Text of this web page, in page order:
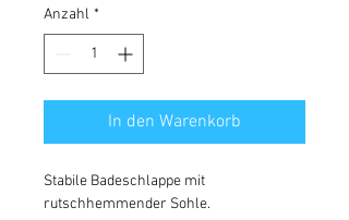
Anzahl *
In den Warenkorb
Stabile Badeschlappe mit
rutschhemmender Sohle.